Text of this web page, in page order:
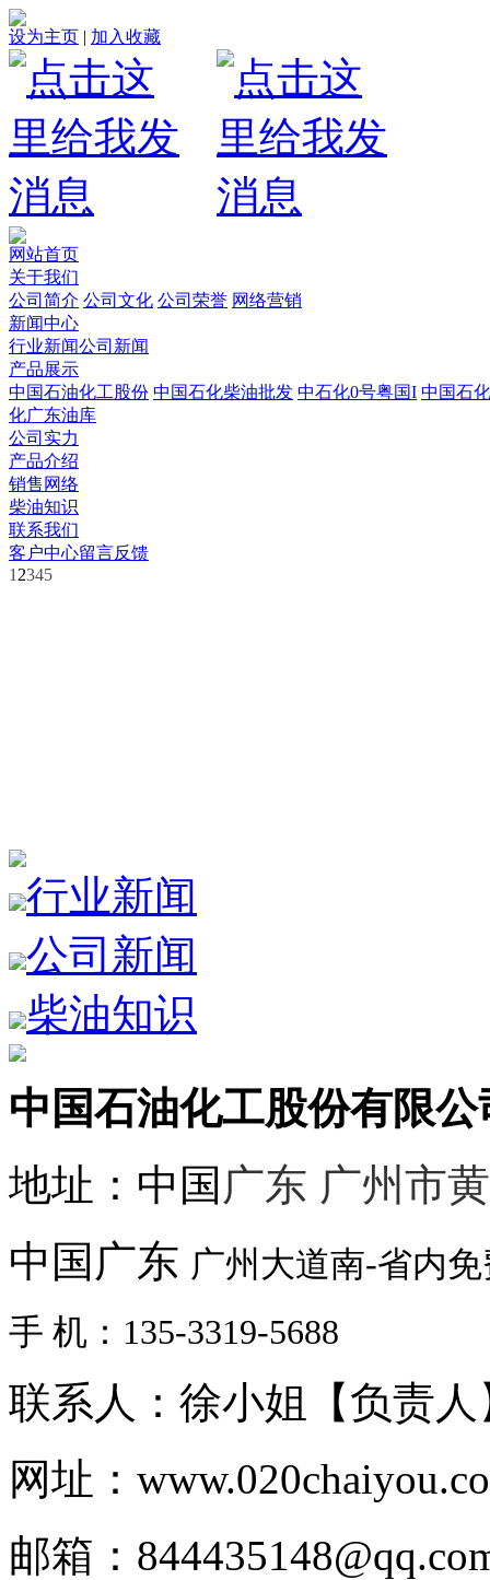
设为主页 | 加入收藏
网站首页
关于我们
公司简介 公司文化 公司荣誉 网络营销
新闻中心
行业新闻公司新闻
产品展示
中国石油化工股份 中国石化柴油批发 中石化0号粤国I 中国石
化广东油库
公司实力
产品介绍
销售网络
柴油知识
联系我们
客户中心留言反馈
1 2345
行业新闻
公司新闻
柴油知识
中国石油化工股份有限公
地址：中国 广东 广州市
中国广东 广州大道南-省内
手 机：135-3319-5688
联系人：徐小姐【负责人
网址：
邮箱：